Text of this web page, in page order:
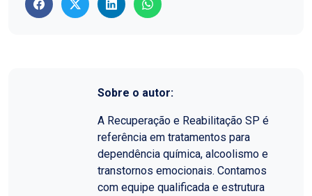
Sobre o autor:
A Recuperação e Reabilitação SP é
referência em tratamentos para
dependência química, alcoolismo e
transtornos emocionais. Contamos
com equipe qualificada e estrutura